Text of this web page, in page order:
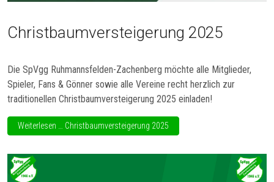
Christbaumversteigerung 2025
Die SpVgg Ruhmannsfelden-Zachenberg möchte alle Mitglieder,
Spieler, Fans & Gönner sowie alle Vereine recht herzlich zur
traditionellen Christbaumversteigerung 2025 einladen!
Weiterlesen … Christbaumversteigerung 2025